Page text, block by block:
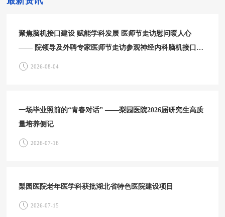
聚焦脑机接口建设 赋能学科发展 医师节走访慰问暖人心
—— 院领导及外聘专家医师节走访参观神经内科脑机接口中
心
2026-08-04
一场毕业照前的“青春对话” ——梨园医院2026届研究生高质
量培养侧记
2026-07-16
梨园医院老年医学科获批湖北省特色医院建设项目
2026-07-15